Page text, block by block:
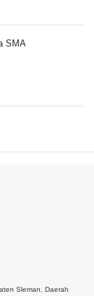
SMA
Sleman, Daerah